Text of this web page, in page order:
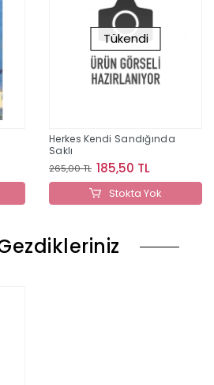
Tükendi
Herkes Kendi Sandığında
Saklı
265,00 TL 185,50 TL
Stokta Yok